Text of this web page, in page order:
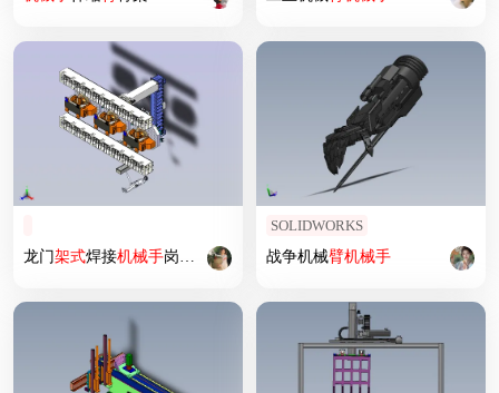
龙门架式焊接机械手岗位模拟
SOLIDWORKS
战争机械臂机械手